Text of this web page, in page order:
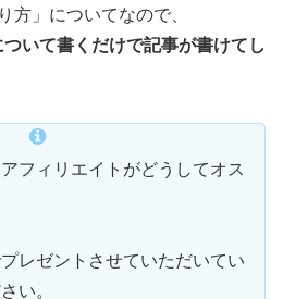
方」についてなので、
いて書くだけで記事が書けてし
フィリエイトがどうしてオス
レゼントさせていただいてい
い。